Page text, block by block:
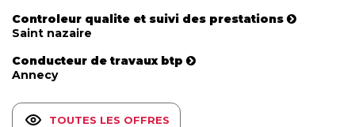
Controleur qualite et suivi des prestations
Saint nazaire
Conducteur de travaux btp
Annecy
TOUTES LES OFFRES